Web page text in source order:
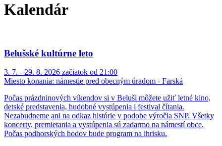
Kalendár
Belušské kultúrne leto
3. 7. - 29. 8. 2026 začiatok od 21:00
Miesto konania: námestie pred obecným úradom - Farská
Počas prázdninových víkendov si v Beluši môžete užiť letné kino,
detské predstavenia, hudobné vystúpenia i festival čítania.
Nezabudneme ani na odkaz histórie v podobe výročia SNP. Všetky
koncerty, premietania a vystúpenia sú zadarmo na námestí obce.
Počas podhorských hodov bude program na ihrisku.